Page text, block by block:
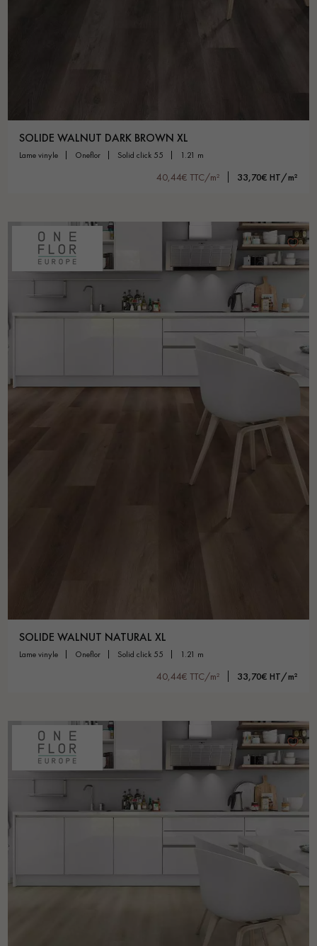
SOLIDE WALNUT DARK BROWN XL
lame vinyle oneflor solid click 55 1.21 m
40,44€ TTC/m² 33,70€ HT/m²
SOLIDE WALNUT NATURAL XL
lame vinyle oneflor solid click 55 1.21 m
40,44€ TTC/m² 33,70€ HT/m²